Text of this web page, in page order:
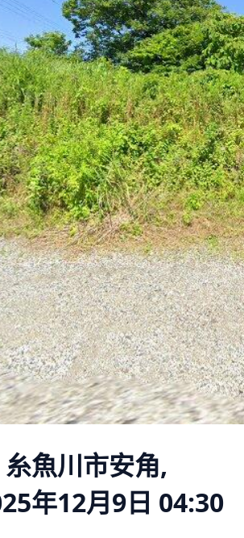
糸魚川市安角,
年12月9日 04:30